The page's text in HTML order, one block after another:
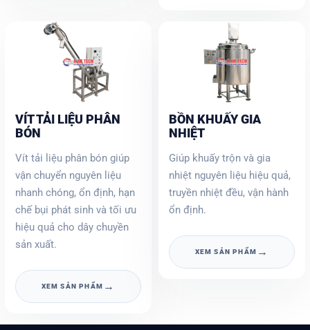
VÍT TẢI LIỆU PHÂN
BÓN
Vít tải liệu phân bón giúp
vận chuyển nguyên liệu
nhanh chóng, ổn định, hạn
chế bụi phát sinh và tối ưu
hiệu quả cho dây chuyền
sản xuất.
XEM SẢN PHẨM →
BỒN KHUẤY GIA
NHIỆT
Giúp khuấy trộn và gia
nhiệt nguyên liệu hiệu quả,
truyền nhiệt đều, vận hành
ổn định.
XEM SẢN PHẨM →